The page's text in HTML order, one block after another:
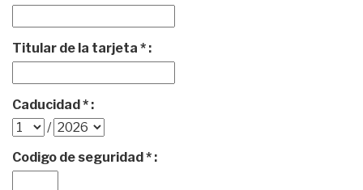
Titular de la tarjeta * :
Caducidad * :
/
Codigo de seguridad * :